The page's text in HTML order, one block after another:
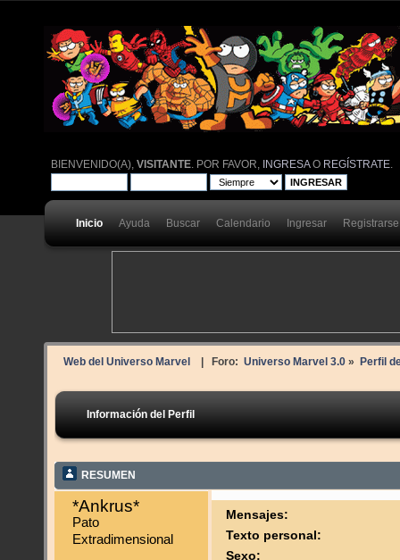
BIENVENIDO(A),VISITANTE . POR FAVOR, INGRESAO REGÍSTRATE
Inicio Ayuda Buscar Calendario Ingresar Registrarse
Web del Universo Marvel | Foro: Universo Marvel 3.0» Perfil
Información del Perfil
RESUMEN
*Ankrus*
Pato
Extradimensional
Mensajes:
Texto personal:
Sexo: